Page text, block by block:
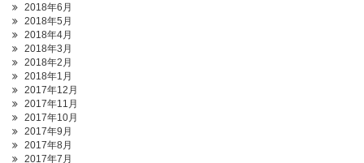
2018年6月
2018年5月
2018年4月
2018年3月
2018年2月
2018年1月
2017年12月
2017年11月
2017年10月
2017年9月
2017年8月
2017年7月